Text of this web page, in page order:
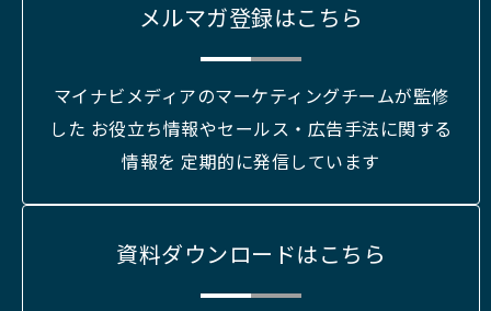
メルマガ登録はこちら
マイナビメディアのマーケティングチームが監修
した お役立ち情報やセールス・広告手法に関する
情報を 定期的に発信しています
資料ダウンロードはこちら